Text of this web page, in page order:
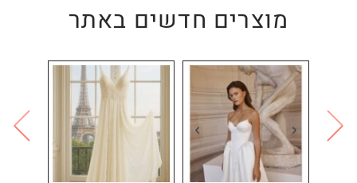
מוצרים חדשים באתר